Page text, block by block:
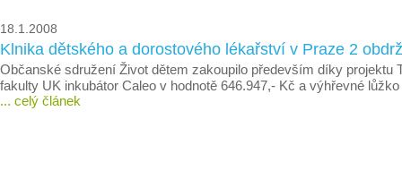
18.1.2008
Klnika dětského a dorostového lékařství v Praze 2
Občanské sdružení Život dětem zakoupilo především díky projektu
fakulty UK inkubátor Caleo v hodnotě 646.947,- Kč a výhřevné
... celý článek